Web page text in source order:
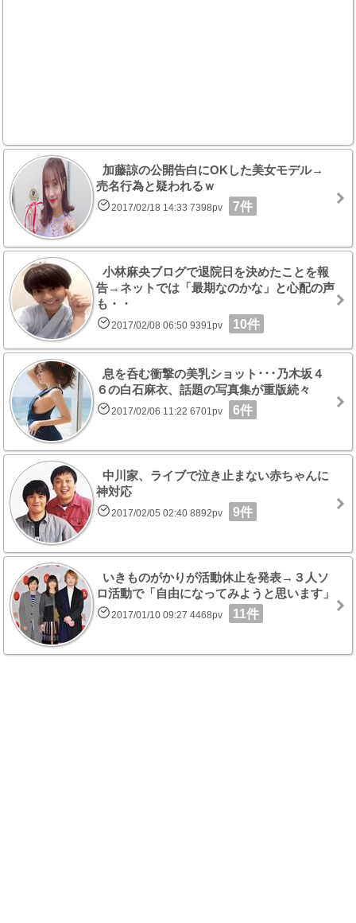
加藤諒の公開告白にOKした美女モデル→
売名行為と疑われるｗ
2017/02/18 14:33 7398pv 7件
小林麻央ブログで退院日を決めたことを報
告→ネットでは「最期なのかな」と心配の声
も・・
2017/02/08 06:50 9391pv 10件
息を呑む衝撃の美乳ショット･･･乃木坂４
６の白石麻衣、話題の写真集が重版続々
2017/02/06 11:22 6701pv 6件
中川家、ライブで泣き止まない赤ちゃんに
神対応
2017/02/05 02:40 8892pv 9件
いきものがかりが活動休止を発表→３人ソ
ロ活動で「自由になってみようと思います」
2017/01/10 09:27 4468pv 11件